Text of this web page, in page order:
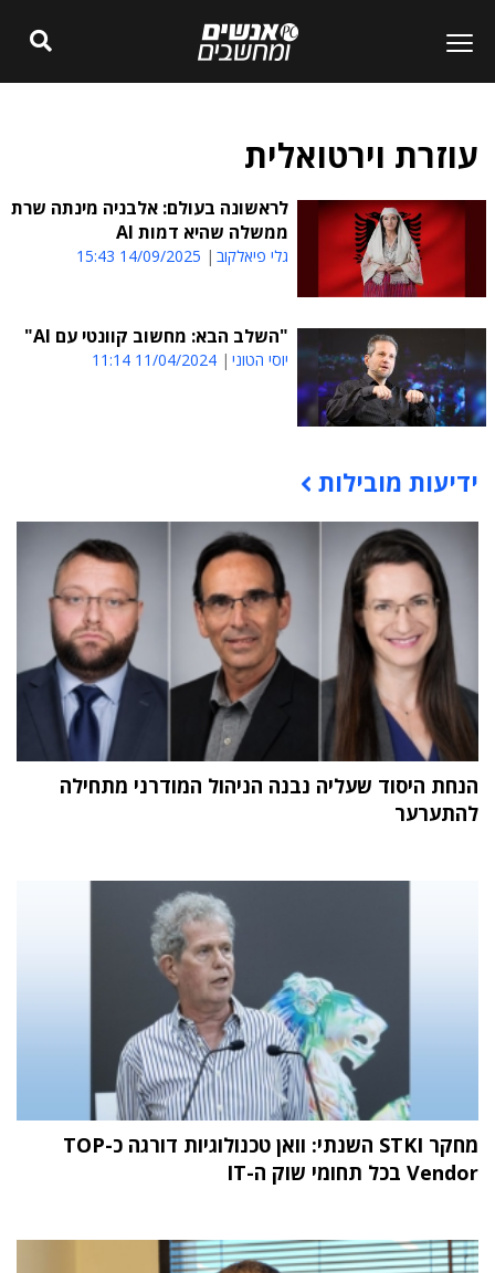
עוזרת וירטואלית
לראשונה בעולם: אלבניה מינתה שרת
ממשלה שהיא דמות AI
גלי פיאלקוב 14/09/2025 15:43
"השלב הבא: מחשוב קוונטי עם AI"
יוסי הטוני 11/04/2024 11:14
תוכן פרסומי
ידיעות מובילות
הנחת היסוד שעליה נבנה הניהול המודרני מתחילה
להתערער
מחקר STKI השנתי: וואן טכנולוגיות דורגה כ-TOP
Vendor בכל תחומי שוק ה-IT